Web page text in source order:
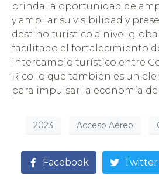
brinda la oportunidad de
y ampliar su visibilidad y
destino turístico a nivel
facilitado el fortalecimiento
intercambio turístico entre
Rico lo que también es un
para impulsar la economía de
2023 Acceso Aéreo
Facebook Twitter